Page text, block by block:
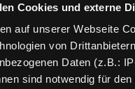
Cookies und externe
auf unserer Webseite
von
Daten (z.B.:
sind notwendig für
Details von
Klassensatz
Für Jugendliche ab 15
Verfasser:Sacher,
Jahr:2014Verlag: Graz